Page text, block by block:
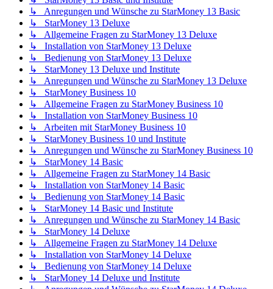
↳ Anregungen und Wünsche zu StarMoney 13 Basic
↳ StarMoney 13 Deluxe
↳ Allgemeine Fragen zu StarMoney 13 Deluxe
↳ Installation von StarMoney 13 Deluxe
↳ Bedienung von StarMoney 13 Deluxe
↳ StarMoney 13 Deluxe und Institute
↳ Anregungen und Wünsche zu StarMoney 13 Deluxe
↳ StarMoney Business 10
↳ Allgemeine Fragen zu StarMoney Business 10
↳ Installation von StarMoney Business 10
↳ Arbeiten mit StarMoney Business 10
↳ StarMoney Business 10 und Institute
↳ Anregungen und Wünsche zu StarMoney Business 10
↳ StarMoney 14 Basic
↳ Allgemeine Fragen zu StarMoney 14 Basic
↳ Installation von StarMoney 14 Basic
↳ Bedienung von StarMoney 14 Basic
↳ StarMoney 14 Basic und Institute
↳ Anregungen und Wünsche zu StarMoney 14 Basic
↳ StarMoney 14 Deluxe
↳ Allgemeine Fragen zu StarMoney 14 Deluxe
↳ Installation von StarMoney 14 Deluxe
↳ Bedienung von StarMoney 14 Deluxe
↳ StarMoney 14 Deluxe und Institute